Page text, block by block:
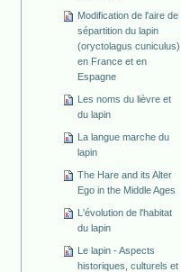
Modification de l'aire de
sépartition du lapin
(oryctolagus cuniculus)
en France et en
Espagne
Les noms du lièvre et
du lapin
La langue marche du
lapin
The Hare and its Alter
Ego in the Middle Ages
L'évolution de l'habitat
du lapin
Le lapin - Aspects
historiques, culturels et